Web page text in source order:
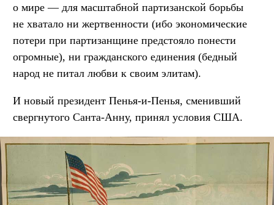
о мире — для масштабной партизанской борьбы
не хватало ни жертвенности (ибо экономические
потери при партизанщине предстояло понести
огромные), ни гражданского единения (бедный
народ не питал любви к своим элитам).
И новый президент Пенья-и-Пенья, сменивший
свергнутого Санта-Анну, принял условия США.